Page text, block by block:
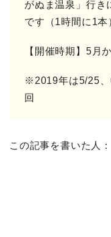
がぬま温泉」行き
です（1時間に1本
【開催時期】5月
※2019年は5/25
回
この記事を書いた人